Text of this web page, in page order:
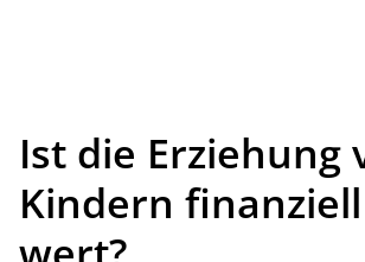
Ist die Erziehung
Kindern